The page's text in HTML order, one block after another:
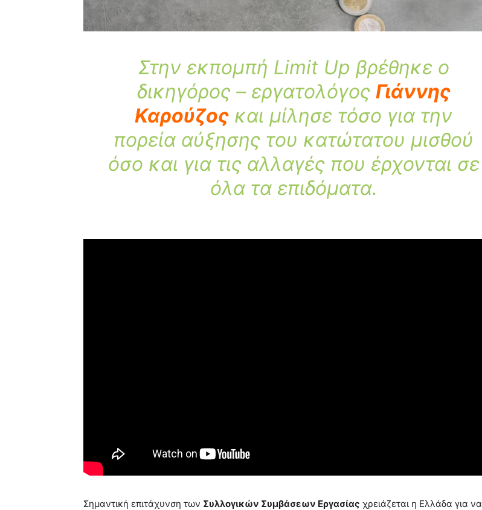
Στην εκπομπή Limit Up βρέθηκε ο
δικηγόρος – εργατολόγος Γιάννης
Καρούζος και μίλησε τόσο για την
πορεία αύξησης του κατώτατου μισθού
όσο και για τις αλλαγές που έρχονται σε
όλα τα επιδόματα.
Σημαντική επιτάχυνση των Συλλογικών Συμβάσεων Εργασίας χρειάζεται η Ελλάδα για να